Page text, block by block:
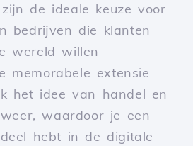
de ideale keuze voor
bedrijven die klanten
wereld willen
memorabele extensie
het idee van handel en
waardoor je een
hebt in de digitale